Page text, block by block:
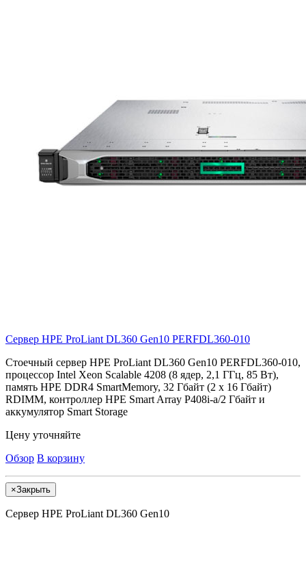
Сервер HPE ProLiant DL360 Gen10 PERFDL360-010
Стоечный сервер HPE ProLiant DL360 Gen10 PERFDL360-010,
процессор Intel Xeon Scalable 4208 (8 ядер, 2,1 ГГц, 85 Вт),
память HPE DDR4 SmartMemory, 32 Гбайт (2 x 16 Гбайт)
RDIMM, контроллер HPE Smart Array P408i-a/2 Гбайт и
аккумулятор Smart Storage
Цену уточняйте
Обзор В корзину
×Закрыть
Сервер HPE ProLiant DL360 Gen10